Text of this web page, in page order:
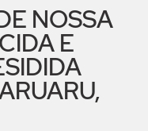
NOSSA
E